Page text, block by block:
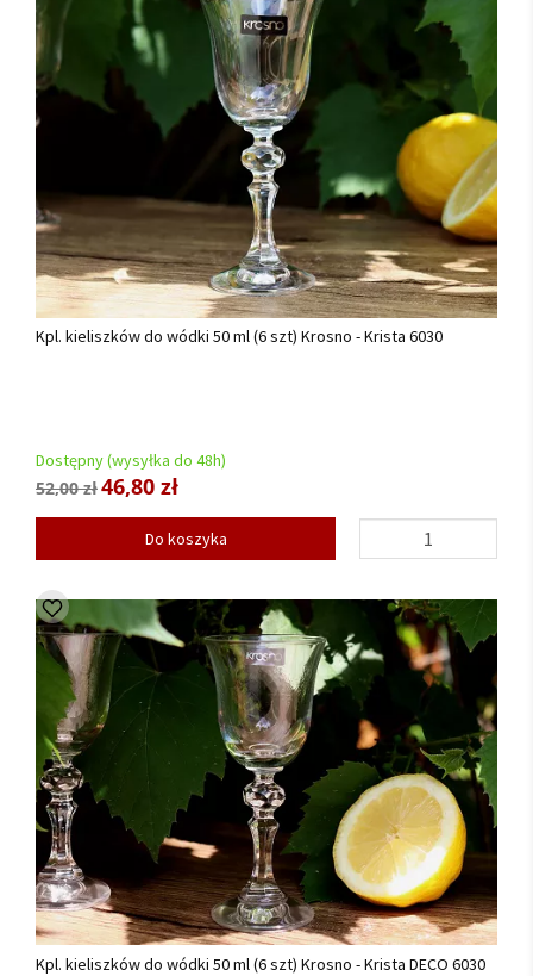
Kpl. kieliszków do wódki 50 ml (6 szt) Krosno - Krista 6030
Dostępny (wysyłka do 48h)
52,00 zł46,80 zł
Do koszyka
Kpl. kieliszków do wódki 50 ml (6 szt) Krosno - Krista DECO 6030